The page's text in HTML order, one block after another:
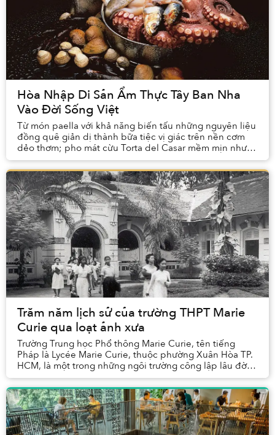
Hòa Nhập Di Sản Ẩm Thực Tây Ban Nha
Vào Đời Sống Việt
Từ món paella với khả năng biến tấu những nguyên liệu
đồng quê giản dị thành bữa tiệc vị giác trên nền cơm
dẻo thơm; pho mát cừu Torta del Casar mềm mịn như
kem; bột ớt Pimentón de la Vera làm từ ớt h...
Trăm năm lịch sử của trường THPT Marie
Curie qua loạt ảnh xưa
Trường Trung học Phổ thông Marie Curie, tên tiếng
Pháp là Lycée Marie Curie, thuộc phường Xuân Hòa TP.
HCM, là một trong những ngôi trường công lập lâu đời
và nổi tiếng nhất của thành phố.